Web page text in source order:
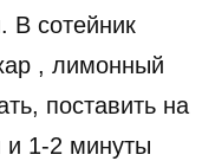
В сотейник
, лимонный
поставить на
и 1-2 минуты